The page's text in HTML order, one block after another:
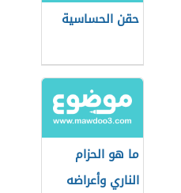
حقن الحساسية
ما هو الحزام
الناري وأعراضه